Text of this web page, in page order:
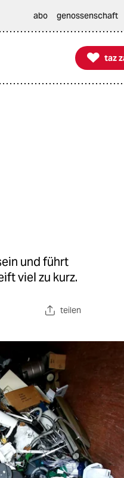
abo genossenschaft

taz zahl
taz
und führt
viel zu kurz.
teilen